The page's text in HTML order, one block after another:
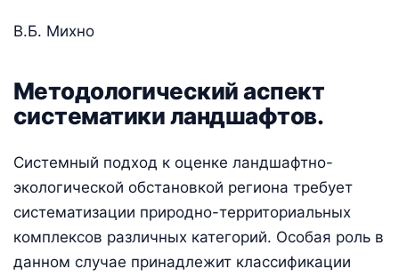
В.Б. Михно
Методологический аспект
систематики ландшафтов.
Системный подход к оценке ландшафтно-
экологической обстановкой региона требует
систематизации природно-территориальных
комплексов различных категорий. Особая роль в
данном случае принадлежит классификации